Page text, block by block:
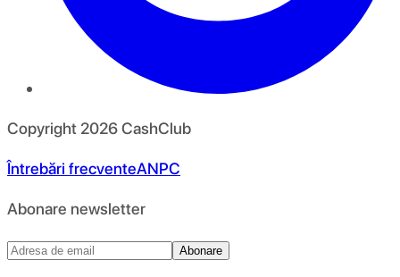
Copyright 2026CashClub
Întrebări frecventeANPC
Abonare newsletter
Abonare